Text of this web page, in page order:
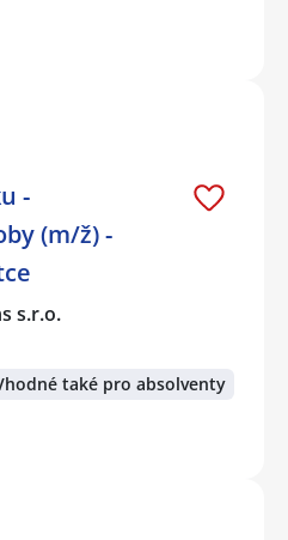
-
(m/ž) -
s.r.o.
také pro absolventy